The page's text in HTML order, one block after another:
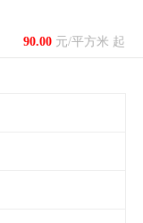
90.00元/平方米 起